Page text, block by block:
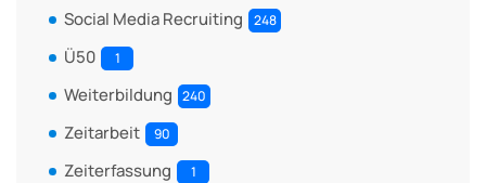
Social Media Recruiting 248
Ü50 1
Weiterbildung 240
Zeitarbeit 90
Zeiterfassung 1